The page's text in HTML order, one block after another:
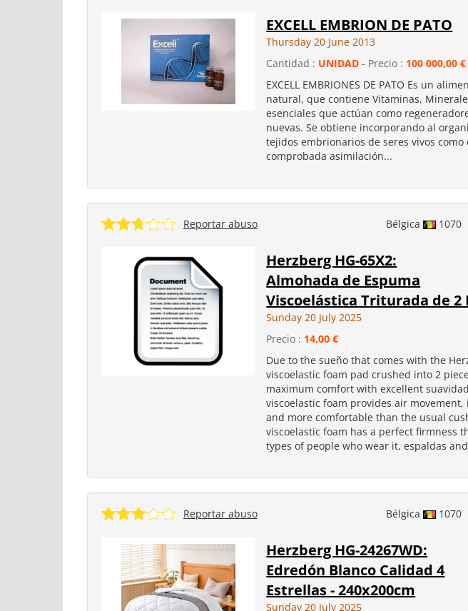
EXCELL EMBRION DE PATO
Thursday 20 June 2013
Cantidad : UNIDAD - Precio : 100 000,00 €
EXCELL EMBRIONES DE PATO Es un
natural, que contiene Vitaminas,
esenciales que actúan como
nuevas. Se obtiene incorporando al
tejidos embrionarios de seres vivos como
comprobada asimilación...
Bélgica 1070
Reportar abuso
Herzberg HG-65X2:
Almohada de Espuma
Viscoelástica Triturada de 2
Sunday 20 July 2025
Precio : 14,00 €
Due to the sueño that comes with the
viscoelastic foam pad crushed into 2
maximum comfort with excellent
viscoelastic foam provides air
and more comfortable than the usual
viscoelastic foam has a perfect firmness
types of people who wear it, espaldas
Bélgica 1070
Reportar abuso
Herzberg HG-24267WD:
Edredón Blanco Calidad 4
Estrellas - 240x200cm
Sunday 20 July 2025